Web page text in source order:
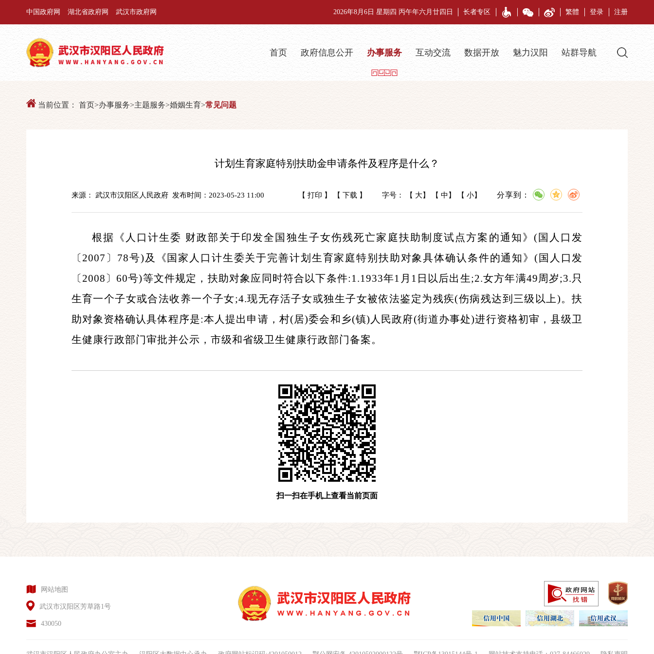
中国政府网 湖北省政府网 武汉市政府网 2026年8月6日 星期四 丙午年六月廿四日 长者专区 繁體 登录 注册
首页 政府信息公开 办事服务 互动交流 数据开放 魅力汉阳 站群导航
当前位置： 首页>办事服务>主题服务>婚姻生育>常见问题
计划生育家庭特别扶助金申请条件及程序是什么？
来源： 武汉市汉阳区人民政府 发布时间：2023-05-23 11:00 【 打印 】 【 下载 】 字号： 【 大】 【中 】 【小】 分享到：
根据《人口计生委 财政部关于印发全国独生子女伤残死亡家庭扶助制度试点方案的通知》(国人口发
〔2007〕78号)及《国家人口计生委关于完善计划生育家庭特别扶助对象具体确认条件的通知》(国人口发
〔2008〕60号)等文件规定，扶助对象应同时符合以下条件:1.1933年1月1日以后出生;2.女方年满49周岁;3.只
生育一个子女或合法收养一个子女;4.现无存活子女或独生子女被依法鉴定为残疾(伤病残达到三级以上)。扶
助对象资格确认具体程序是:本人提出申请，村(居)委会和乡(镇)人民政府(街道办事处)进行资格初审，县级卫
生健康行政部门审批并公示，市级和省级卫生健康行政部门备案。
扫一扫在手机上查看当前页面
网站地图
武汉市汉阳区芳草路1号
430050